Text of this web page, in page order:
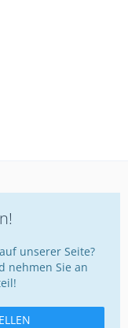
unserer Seite?
nehmen Sie an